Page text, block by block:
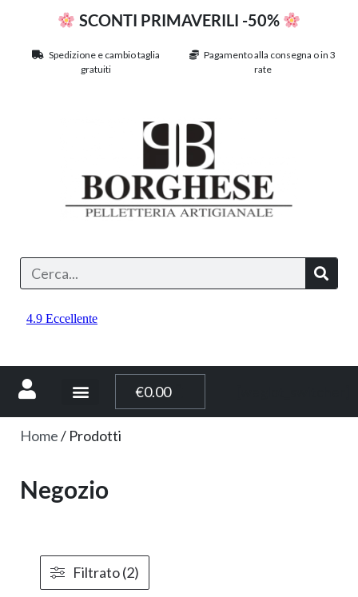
SCONTI PRIMAVERILI -50%
Spedizione e cambio taglia
gratuiti
Pagamento alla consegna o in 3
rate
€0.00
Home/ Prodotti
Negozio
Filtrato (2)